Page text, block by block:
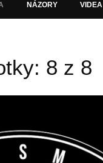
NÁZORY VIDEA
8 z 8